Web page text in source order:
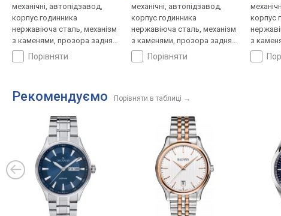
механічні, автопідзавод,
корпус годинника
нержавіюча сталь, механізм
з каменями, прозора задня
кришка, ремінець: браслет
сталь, WR 100, Швейцарія
порівняти
механічні, автопідзавод,
корпус годинника
нержавіюча сталь, механізм
з каменями, прозора задня
кришка, ремінець: браслет
сталь, WR 100, Швейцарія
порівняти
корпус
з
кришка,
сталь,
Рекомендуємо Порівняти в таблиці →